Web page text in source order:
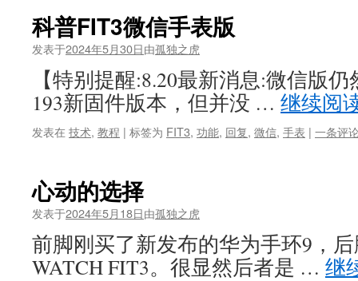
科普FIT3微信手表版
发表于2024年5月30日由孤独之虎
【特别提醒:8.20最新消息:微信版
193新固件版本，但并没 … 继续阅
发表在 技术, 教程 | 标签为 FIT3, 功能, 回复, 微信, 手表 | 一条评
心动的选择
发表于2024年5月18日由孤独之虎
前脚刚买了新发布的华为手环9，
WATCH FIT3。很显然后者是 … 继